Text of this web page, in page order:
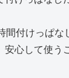
間付けっぱな
安心して使う